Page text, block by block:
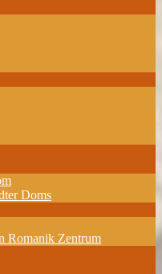
Doms
Romanik Zentrum